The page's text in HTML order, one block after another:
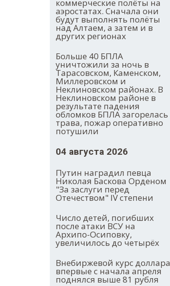
коммерческие полёты на
аэростатах. Сначала они
будут выполнять полёты
над Алтаем, а затем и в
других регионах
Больше 40 БПЛА
уничтожили за ночь в
Тарасовском, Каменском,
Миллеровском и
Неклиновском районах. В
Неклиновском районе в
результате падения
обломков БПЛА загорелась
трава, пожар оперативно
потушили
04 августа 2026
Путин наградил певца
Николая Баскова Орденом
"За заслуги перед
Отечеством" IV степени
Число детей, погибших
после атаки ВСУ на
Архипо-Осиповку,
увеличилось до четырёх
Внебиржевой курс доллара
впервые с начала апреля
поднялся выше 81 рубля